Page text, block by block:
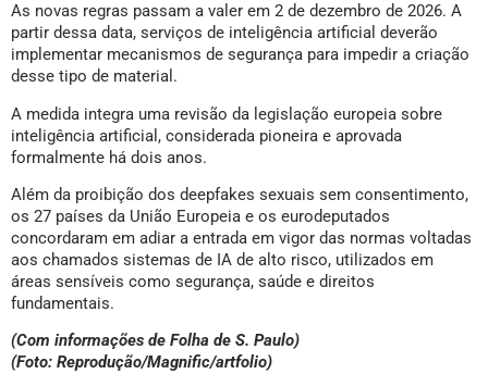
As novas regras passam a valer em 2 de dezembro de 2026. A
partir dessa data, serviços de inteligência artificial deverão
implementar mecanismos de segurança para impedir a criação
desse tipo de material.
A medida integra uma revisão da legislação europeia sobre
inteligência artificial, considerada pioneira e aprovada
formalmente há dois anos.
Além da proibição dos deepfakes sexuais sem consentimento,
os 27 países da União Europeia e os eurodeputados
concordaram em adiar a entrada em vigor das normas voltadas
aos chamados sistemas de IA de alto risco, utilizados em
áreas sensíveis como segurança, saúde e direitos
fundamentais.
(Com informações de Folha de S. Paulo)
(Foto: Reprodução/Magnific/artfolio)